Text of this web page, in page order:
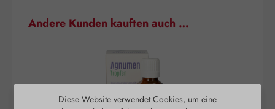
Produktgalerie überspringen
Andere Kunden kauften auch …
Diese Website verwendet Cookies, um eine